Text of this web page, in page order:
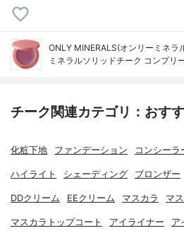
ONLY MINERALS(オンリーミネラ
ミネラルソリッドチーク コンプリ
チーク関連カテゴリ：おす
化粧下地 ファンデーション コンシーラ
ハイライト シェーディング ブロンザー
DDクリーム EEクリーム マスカラ マ
マスカラトップコート アイライナー ア